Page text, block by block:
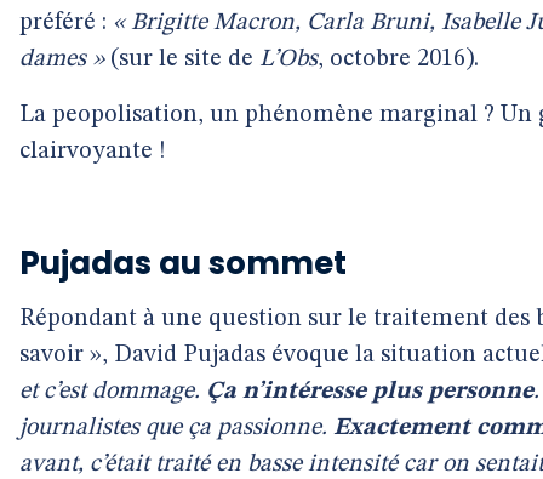
préféré : « Brigitte Macron, Carla Bruni, Isabelle
dames »(sur le site de L’Obs, octobre 2016).
La peopolisation, un phénomène marginal ?
clairvoyante !
Pujadas au sommet
Répondant à une question sur le traitement des
savoir », David Pujadas évoque la situation
et c’est dommage. Ça n’intéresse plus personne
journalistes que ça passionne. Exactement
avant, c’était traité en basse intensité car on